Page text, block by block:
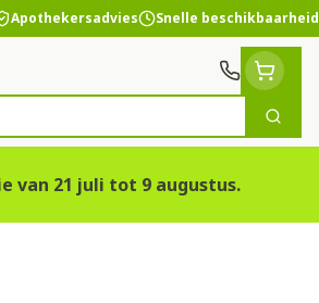
Apothekersadvies Snelle beschikbaarheid
Zoek
van 21 juli tot 9 augustus.